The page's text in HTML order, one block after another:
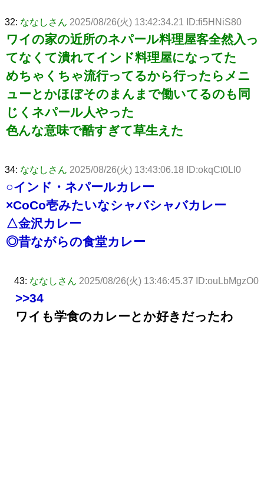
32: ななしさん 2025/08/26(火) 13:42:34.21 ID:fi5HNiS80
ワイの家の近所のネパール料理屋客全然入っ
てなくて潰れてインド料理屋になってた
めちゃくちゃ流行ってるから行ったらメニ
ューとかほぼそのまんまで働いてるのも同
じくネパール人やった
色んな意味で酷すぎて草生えた
34: ななしさん 2025/08/26(火) 13:43:06.18 ID:okqCt0LI0
○インド・ネパールカレー
×CoCo壱みたいなシャバシャバカレー
△金沢カレー
◎昔ながらの食堂カレー
43: ななしさん 2025/08/26(火) 13:46:45.37 ID:ouLbMgzO0
>>34
ワイも学食のカレーとか好きだったわ